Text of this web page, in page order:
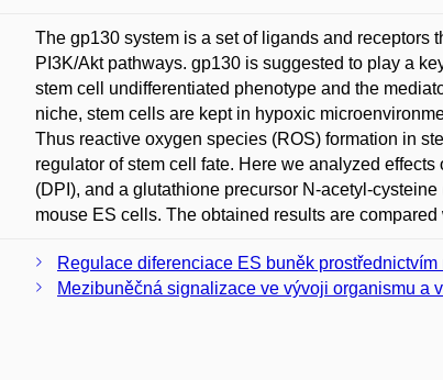
The gp130 system is a set of ligands and receptors
PI3K/Akt pathways. gp130 is suggested to play a
stem cell undifferentiated phenotype and the
niche, stem cells are kept in hypoxic
Thus reactive oxygen species (ROS) formation in
regulator of stem cell fate. Here we analyzed
(DPI), and a glutathione precursor N-acetyl-
mouse ES cells. The obtained results are
Regulace diferenciace ES buněk prostřednictvím
Mezibuněčná signalizace ve vývoji organismu a